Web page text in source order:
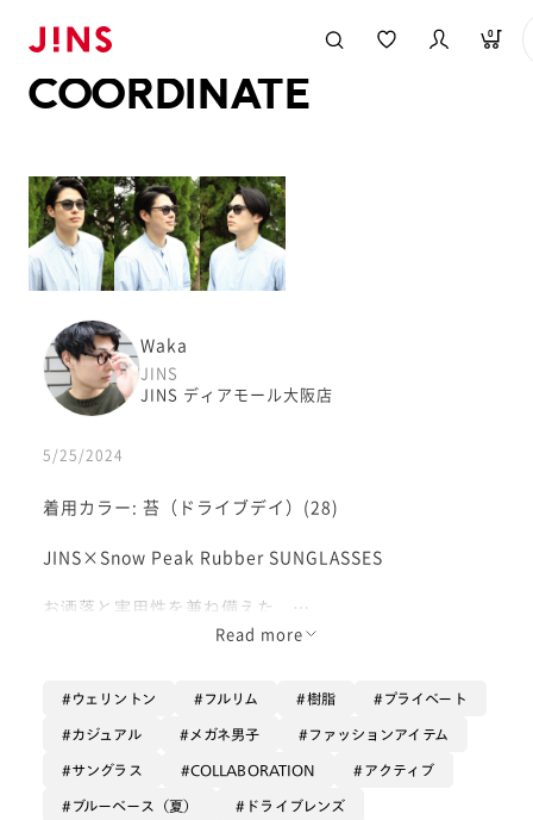
0
COORDINATE
Waka
JINS
JINS ディアモール大阪店
5/25/2024
着用カラー: 苔（ドライブデイ）(28)
JINS×Snow Peak Rubber SUNGLASSES
お洒落と実用性を兼ね備えた、
サングラスのご紹介です！
も抜群の一点です！
レンズはカラーによって違う機能性のものを
搭載しておりますので、各カラーリング・レンズ機能の
中から欲しいものをご購入いただきたいです！
Read more
ウェリントン フルリム 樹脂 プライベート
カジュアル メガネ男子 ファッションアイテム
サングラス COLLABORATION アクティブ
ブルーベース（夏） ドライブレンズ